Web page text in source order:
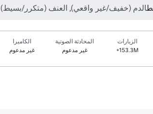
الدم (خفيف/غير واقعي), العنف (متكرر/بسيط)
الزيارات
153.3M+
المحادثة الصوتية
غير مدعوم
الكاميرا
غير مدعوم